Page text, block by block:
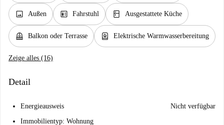
image Außen elevator Fahrstuhl kitchen Ausgestattete Küche
balcony Balkon oder Terrasse water_heater Elektrische Warmwasserbereitung
Zeige alles (16)
Detail
Energieausweis
Nicht verfügbar
Immobilientyp: Wohnung